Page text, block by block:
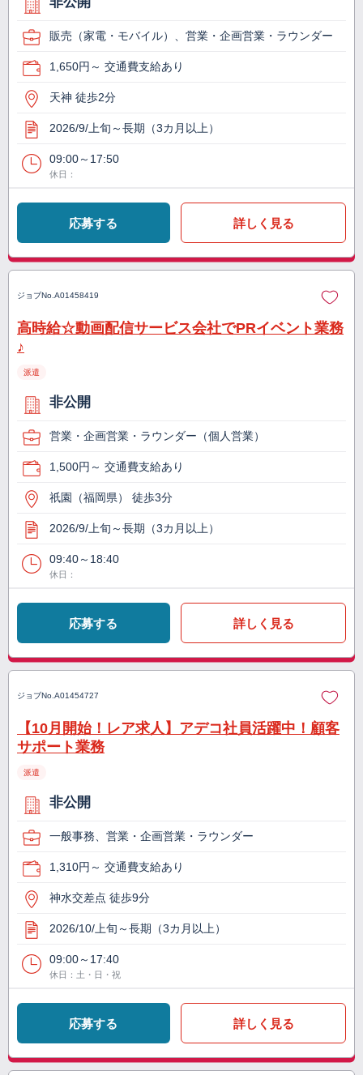
販売（家電・モバイル）、営業・企画営業・ラウンダー
1,650円～ 交通費支給あり
天神 徒歩2分
2026/9/上旬～長期（3カ月以上）
09:00～17:50
休日：
応募する 詳しく見る
ジョブNo. A01458419
高時給☆動画配信サービス会社でPRイベント業務
♪
派遣
非公開
営業・企画営業・ラウンダー（個人営業）
1,500円～ 交通費支給あり
祇園（福岡県） 徒歩3分
2026/9/上旬～長期（3カ月以上）
09:40～18:40
休日：
応募する 詳しく見る
ジョブNo. A01454727
【10月開始！レア求人】アデコ社員活躍中！顧客
サポート業務
派遣
非公開
一般事務、営業・企画営業・ラウンダー
1,310円～ 交通費支給あり
神水交差点 徒歩9分
2026/10/上旬～長期（3カ月以上）
09:00～17:40
休日：土・日・祝
応募する 詳しく見る